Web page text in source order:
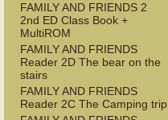
FAMILY AND FRIENDS 2
2nd ED Class Book +
MultiROM
FAMILY AND FRIENDS
Reader 2D The bear on the
stairs
FAMILY AND FRIENDS
Reader 2C The Camping trip